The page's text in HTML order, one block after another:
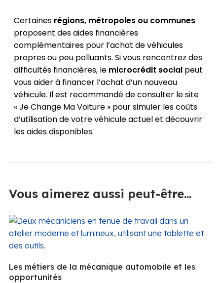
Certaines régions, métropoles ou communes
proposent des aides financières
complémentaires pour l’achat de véhicules
propres ou peu polluants. Si vous rencontrez des
difficultés financières, le microcrédit socialpeut
vous aider à financer l’achat d’un nouveau
véhicule. Il est recommandé de consulter le site
« Je Change Ma Voiture » pour simuler les coûts
d’utilisation de votre véhicule actuel et découvrir
les aides disponibles.
Vous aimerez aussi peut-être...
Les métiers de la mécanique automobile et les
opportunités